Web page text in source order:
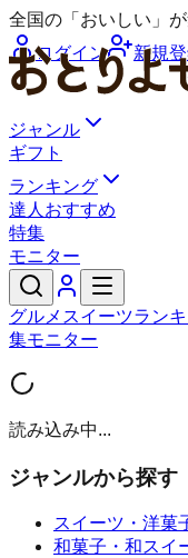
全国の「おいしい」
ログイン
新規
ジャンル
ギフト
ランキング
達人おすすめ
特集
モニター
グルメ スイーツラン
集モニター
読み込み中...
ジャンルから探す
スイーツ・洋菓
和菓子・和スイ